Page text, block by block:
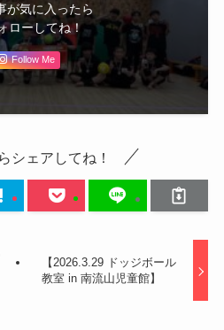
が気に入ったら
ローしてね！
Follow Me
シェアしてね！
【2026.3.29 ドッジボール
教室 in 南流山児童館】